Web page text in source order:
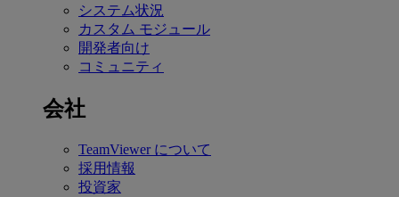
システム状況
カスタム モジュール
開発者向け
コミュニティ
会社
TeamViewer について
採用情報
投資家